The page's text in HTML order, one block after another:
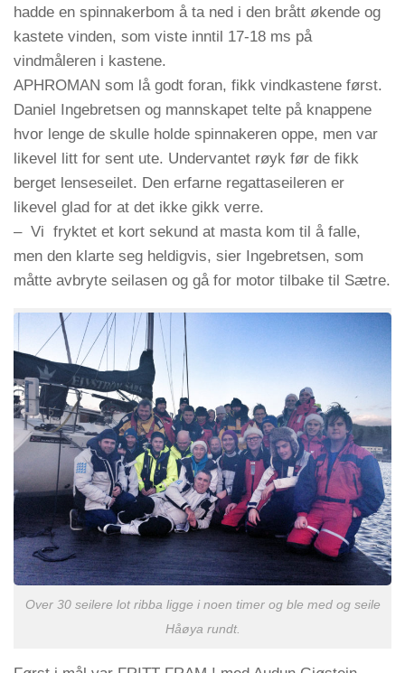
hadde en spinnakerbom å ta ned i den brått økende og
kastete vinden, som viste inntil 17-18 ms på
vindmåleren i kastene.
APHROMAN som lå godt foran, fikk vindkastene først.
Daniel Ingebretsen og mannskapet telte på knappene
hvor lenge de skulle holde spinnakeren oppe, men var
likevel litt for sent ute. Undervantet røyk før de fikk
berget lenseseilet. Den erfarne regattaseileren er
likevel glad for at det ikke gikk verre.
– Vi fryktet et kort sekund at masta kom til å falle,
men den klarte seg heldigvis, sier Ingebretsen, som
måtte avbryte seilasen og gå for motor tilbake til Sætre.
Over 30 seilere lot ribba ligge i noen timer og ble med og seile
Håøya rundt.